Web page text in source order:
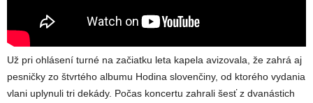
Už pri ohlásení turné na začiatku leta kapela avizovala, že zahrá aj
pesničky zo štvrtého albumu Hodina slovenčiny, od ktorého vydania
vlani uplynuli tri dekády. Počas koncertu zahrali šesť z dvanástich